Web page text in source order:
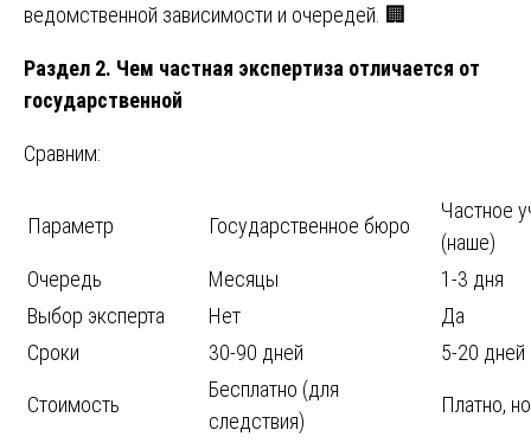
ведомственной зависимости и очередей. 🏢
Раздел 2. Чем частная экспертиза отличается от
государственной
Сравним:
Параметр Государственное бюро
Частное
(наше)
Очередь
Месяцы
1-3 дня
Выбор эксперта
Нет
Да
Сроки
30-90 дней 5-20 дней
Стоимость
Бесплатно (для
следствия)
Платно,